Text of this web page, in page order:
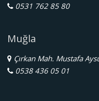
0531 762 85 80
Muğla
Çırkan Mah. Mustafa
0538 436 05 01